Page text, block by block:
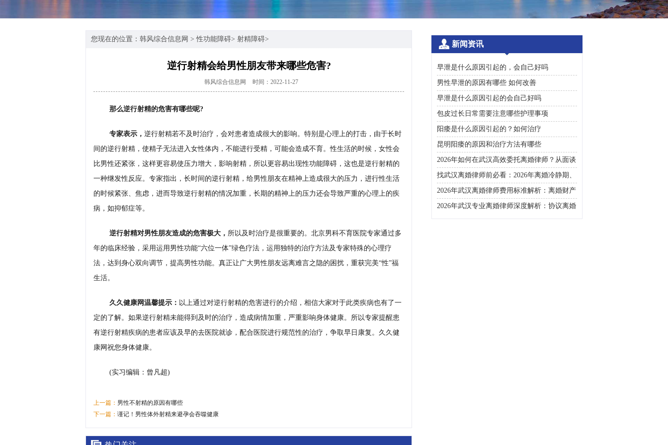
您现在的位置： 韩风综合信息网 >性功能障碍> 射精障碍>
逆行射精会给男性朋友带来哪些危害?
韩风综合信息网 时间：2022-11-27
那么逆行射精的危害有哪些呢?
专家表示， 逆行射精若不及时治疗，会对患者造成很大的影响。特别是心理上的打击，由于长时
间的逆行射精，使精子无法进入女性体内，不能进行受精，可能会造成不育。性生活的时候，女性会
比男性还紧张，这样更容易使压力增大，影响射精，所以更容易出现性功能障碍，这也是逆行射精的
一种继发性反应。专家指出，长时间的逆行射精，给男性朋友在精神上造成很大的压力，进行性生活
的时候紧张、焦虑，进而导致逆行射精的情况加重，长期的精神上的压力还会导致严重的心理上的疾
病，如抑郁症等。
逆行射精对男性朋友造成的危害极大， 所以及时治疗是很重要的。北京男科不育医院专家通过多
年的临床经验，采用运用男性功能“六位一体”绿色疗法，运用独特的治疗方法及专家特殊的心理疗
法，达到身心双向调节，提高男性功能。真正让广大男性朋友远离难言之隐的困扰，重获完美“性”福
生活。
久久健康网温馨提示： 以上通过对逆行射精的危害进行的介绍，相信大家对于此类疾病也有了一
定的了解。如果逆行射精未能得到及时的治疗，造成病情加重，严重影响身体健康。所以专家提醒患
有逆行射精疾病的患者应该及早的去医院就诊，配合医院进行规范性的治疗，争取早日康复。久久健
康网祝您身体健康。
(实习编辑：曾凡超)
上一篇： 男性不射精的原因有哪些
下一篇： 谨记！男性体外射精来避孕会吞噬健康
新闻资讯
早泄是什么原因引起的，会自己好吗
男性早泄的原因有哪些 如何改善
早泄是什么原因引起的会自己好吗
包皮过长日常需要注意哪些护理事项
阳痿是什么原因引起的？如何治疗
昆明阳痿的原因和治疗方法有哪些
2026年如何在武汉高效委托离婚律师？从面谈
咨询到判决执行的完整避雷手册
找武汉离婚律师前必看：2026年离婚冷静期、
彩礼返还及房产分割高频问题汇总
2026年武汉离婚律师费用标准解析：离婚财产
分割、债务处理及子女抚养指南
2026年武汉专业离婚律师深度解析：协议离婚